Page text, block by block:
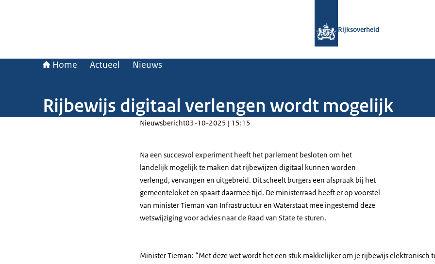
Rijksoverheid
Home Actueel Nieuws
Rijbewijs digitaal verlengen wordt mogelijk
Nieuwsbericht03-10-2025 | 15:15
Na een succesvol experiment heeft het parlement besloten om het
landelijk mogelijk te maken dat rijbewijzen digitaal kunnen worden
verlengd, vervangen en uitgebreid. Dit scheelt burgers een afspraak bij het
gemeenteloket en spaart daarmee tijd. De ministerraad heeft er op voorstel
van minister Tieman van Infrastructuur en Waterstaat mee ingestemd deze
wetswijziging voor advies naar de Raad van State te sturen.
Minister Tieman: “Met deze wet wordt het een stuk makkelijker om je rijbewijs elektronisch